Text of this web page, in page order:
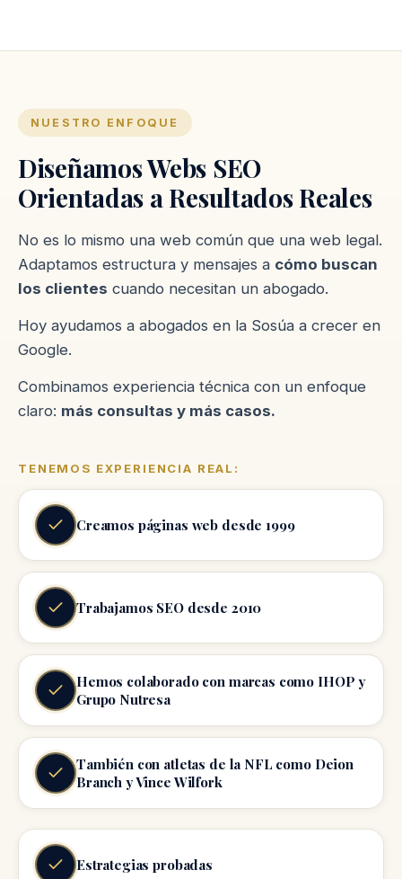
NUESTRO ENFOQUE
Diseñamos Webs SEO
Orientadas a Resultados Reales
No es lo mismo una web común que una web legal.
Adaptamos estructura y mensajes a cómo buscan
los clientes cuando necesitan un abogado.
Hoy ayudamos a abogados en la Sosúa a crecer en
Google.
Combinamos experiencia técnica con un enfoque
claro: más consultas y más casos.
TENEMOS EXPERIENCIA REAL:
Creamos páginas web desde 1999
Trabajamos SEO desde 2010
Hemos colaborado con marcas como IHOP y
Grupo Nutresa
También con atletas de la NFL como Deion
Branch y Vince Wilfork
Estrategias probadas